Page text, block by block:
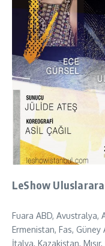
LeShow
Fuara ABD, Avustralya,
Ermenistan, Fas,
İtalya, Kazakistan,